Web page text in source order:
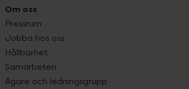
Om oss
Pressrum
Jobba hos oss
Hållbarhet
Samarbeten
Ägare och ledningsgrupp